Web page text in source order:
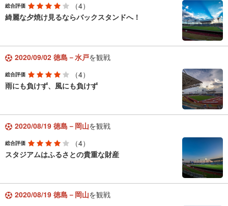
総合評価
（4）
綺麗な夕焼け見るならバックスタンドへ！
2020/09/02 徳島－水戸を観戦
総合評価
（4）
雨にも負けず、風にも負けず
2020/08/19 徳島－岡山を観戦
総合評価
（4）
スタジアムはふるさとの貴重な財産
2020/08/19 徳島－岡山を観戦